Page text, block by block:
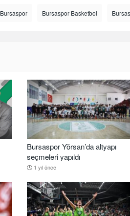
Bursaspor Bursaspor Basketbol
Bursaspor Yörsan’da altyapı
seçmeleri yapıldı
1 yıl önce